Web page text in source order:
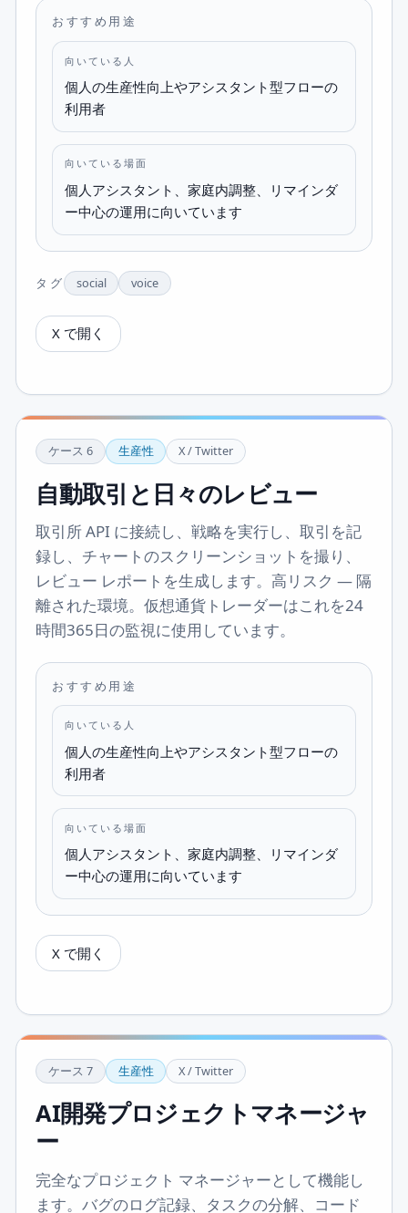
おすすめ用途
向いている人
個人の生産性向上やアシスタント型フローの
利用者
向いている場面
個人アシスタント、家庭内調整、リマインダ
ー中心の運用に向いています
タグ social voice
X で開く
ケース 6 生産性 X / Twitter
自動取引と日々のレビュー
取引所 API に接続し、戦略を実行し、取引を記
録し、チャートのスクリーンショットを撮り、
レビュー レポートを生成します。高リスク — 隔
離された環境。仮想通貨トレーダーはこれを24
時間365日の監視に使用しています。
おすすめ用途
向いている人
個人の生産性向上やアシスタント型フローの
利用者
向いている場面
個人アシスタント、家庭内調整、リマインダ
ー中心の運用に向いています
X で開く
ケース 7 生産性 X / Twitter
AI開発プロジェクトマネージャ
ー
完全なプロジェクト マネージャーとして機能し
ます。バグのログ記録、タスクの分解、コード